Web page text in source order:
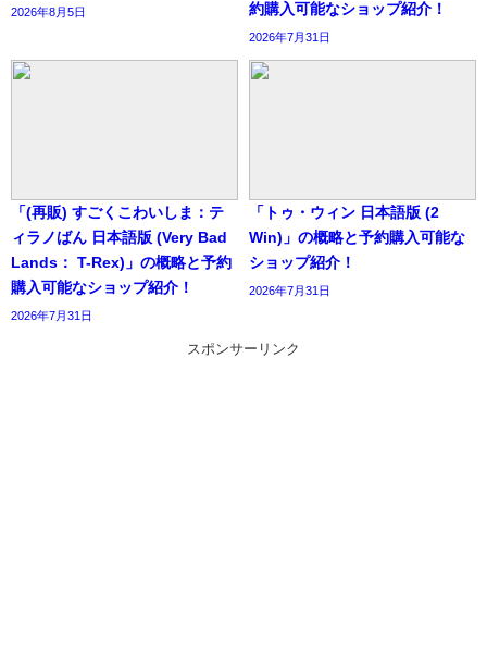
2026年8月5日
約購入可能なショップ紹介！
2026年7月31日
「(再販) すごくこわいしま：テ
ィラノばん 日本語版 (Very Bad
Lands： T-Rex)」の概略と予約
購入可能なショップ紹介！
2026年7月31日
「トゥ・ウィン 日本語版 (2
Win)」の概略と予約購入可能な
ショップ紹介！
2026年7月31日
スポンサーリンク